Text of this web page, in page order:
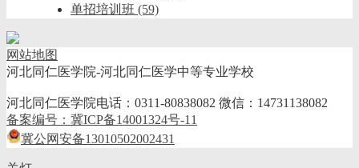
单招培训班 (59)
网站地图
河北同仁医学院-河北同仁医学中等专业学校
河北同仁医学院电话：0311-80838082 微信：14731138082
备案编号：冀ICP备14001324号-11
冀公网安备13010502002431